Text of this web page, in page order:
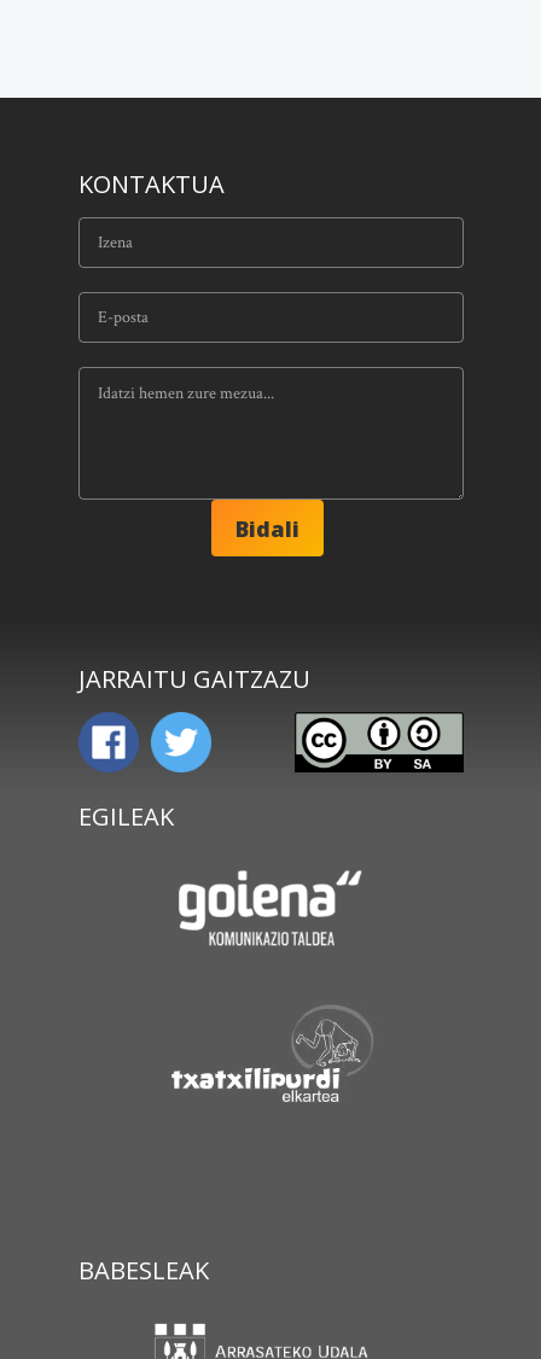
KONTAKTUA
JARRAITU GAITZAZU
EGILEAK
BABESLEAK